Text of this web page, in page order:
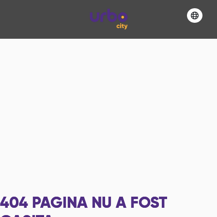
404 PAGINA NU A FOST